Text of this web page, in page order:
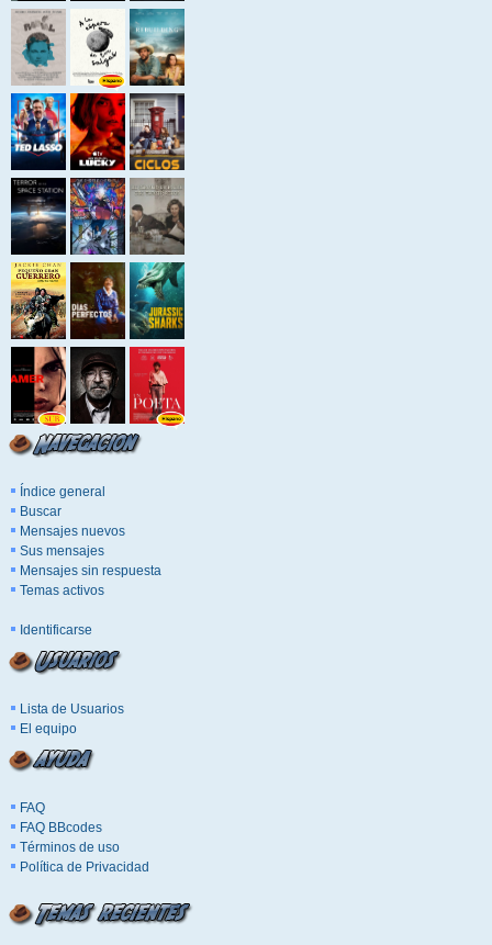
Índice general
Buscar
Mensajes nuevos
Sus mensajes
Mensajes sin respuesta
Temas activos
Identificarse
Lista de Usuarios
El equipo
FAQ
FAQ BBcodes
Términos de uso
Política de Privacidad